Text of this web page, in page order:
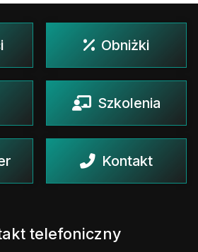
Obniżki
Szkolenia
Kontakt
telefoniczny